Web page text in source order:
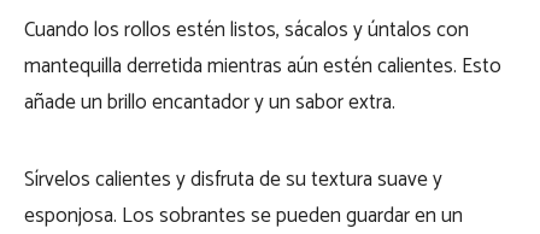
Cuando los rollos estén listos, sácalos y úntalos con
mantequilla derretida mientras aún estén calientes. Esto
añade un brillo encantador y un sabor extra.
Sírvelos calientes y disfruta de su textura suave y
esponjosa. Los sobrantes se pueden guardar en un